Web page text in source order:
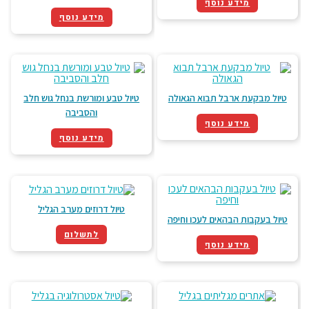
קדוש יכול להיות גם סיפור או אמונה משותפת, המתייחסת למשהו שנמצא
במקום – חפץ מקודש, סוג של טוטם. הקבר והצדיק חשובים אך הסיפור חשוב
משני צדדיו.
רבי מאיר בעל הנס היה מוצא 150 דרכים להכשיר את השרץ ובזאת הייתה
גדולתו
רבי ישראל בעל הפתק
הוא חי בתקופה שבה אסור היה להגיד ברסלב, בישראל היו חמש משפחות של
ברסלב והיה אחד רבי ישראל קרדונר שהיה כל החיים שלו בקבר של הרשב"י.
הוא היה ילד קטן הישראל והשני הישראל מבוגר, הם נפגשו והתחילו ללמוד ביחד
ליקוטי מהר"ן, התנגדות גידלה אותם, הם התחילו להתפתח. רבי ישראל אודסר
נשאר לבד, כל טבריה נגדו, הוא היה בישיבת רבי מאיר בעל הנס. בתקופה הזו
לא היית מקבל מהכולל כסף אם היית אומר תהילים, מקבל רק דפי גמרא, רבי
ישראל יצא נגד השיטה, ואז הוא מצא את הפתק ובו 11 שורות ושם היה כתוב:
תלמידי היקר, להגיד לך כי נהנתי
מידע נוסף
טיול מבקעת ארבל תבוא הגאולה
מידע נוסף
טיול טבע ומורשת בנחל גוש חלב
והסביבה
מידע נוסף
טיול בעקבות הבהאים לעכו וחיפה
מידע נוסף
טיול דרוזים מערב הגליל
לתשלום